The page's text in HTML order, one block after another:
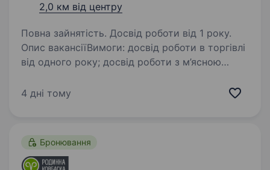
2,0 км від центру
Повна зайнятість. Досвід роботи від 1 року.
Опис вакансіїВимоги: досвід роботи в торгівлі
від одного року; досвід роботи з м’ясною
комунікабельність; відповідальність; бажання
4 дні тому
Бронювання